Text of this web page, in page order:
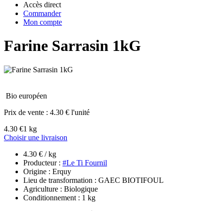
Accès direct
Commander
Mon compte
Farine Sarrasin 1kG
Bio européen
Prix de vente : 4.30 € l'unité
4.30 €1 kg
Choisir une livraison
4.30 € / kg
Producteur : #Le Ti Fournil
Origine : Erquy
Lieu de transformation : GAEC BIOTIFOUL
Agriculture : Biologique
Conditionnement : 1 kg